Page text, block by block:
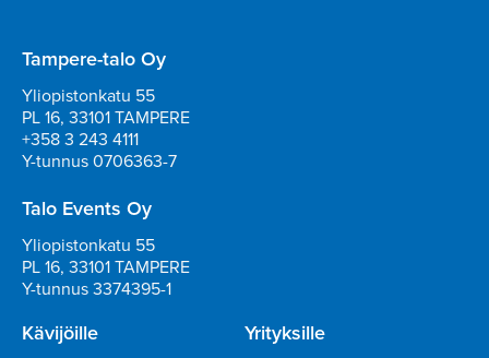
Tampere-talo Oy
Yliopistonkatu 55
PL 16, 33101 TAMPERE
+358 3 243 4111
Y-tunnus 0706363-7
Talo Events Oy
Yliopistonkatu 55
PL 16, 33101 TAMPERE
Y-tunnus 3374395-1
Kävijöille Yrityksille